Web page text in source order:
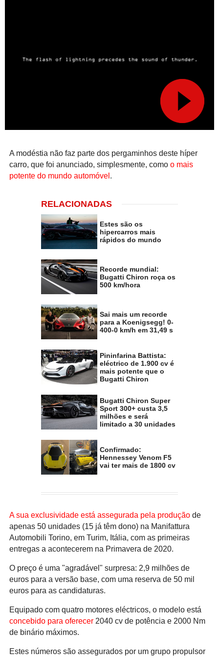
A modéstia não faz parte dos pergaminhos deste híper
carro, que foi anunciado, simplesmente, como o mais
potente do mundo automóvel .
RELACIONADAS
Estes são os
hipercarros mais
rápidos do mundo
Recorde mundial:
Bugatti Chiron roça os
500 km/hora
Sai mais um recorde
para a Koenigsegg! 0-
400-0 km/h em 31,49 s
Pininfarina Battista:
eléctrico de 1.900 cv é
mais potente que o
Bugatti Chiron
Bugatti Chiron Super
Sport 300+ custa 3,5
milhões e será
limitado a 30 unidades
Confirmado:
Hennessey Venom F5
vai ter mais de 1800 cv
A sua exclusividade está assegurada pela produçãode
apenas 50 unidades (15 já têm dono) na Manifattura
Automobili Torino, em Turim, Itália, com as primeiras
entregas a acontecerem na Primavera de 2020.
O preço é uma "agradável" surpresa: 2,9 milhões de
euros para a versão base, com uma reserva de 50 mil
euros para as candidaturas.
Equipado com quatro motores eléctricos, o modelo está
concebido para oferecer2040 cv de potência e 2000 Nm
de binário máximos.
Estes números são assegurados por um grupo propulsor